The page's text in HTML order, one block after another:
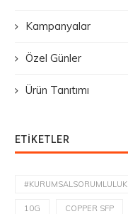
Kampanyalar
Özel Günler
Ürün Tanıtımı
ETIKETLER
#KURUMSALSORUMLULUK
10G COPPER SFP